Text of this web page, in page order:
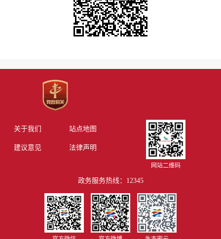
关于我们 站点地图
建议意见 法律声明
网站二维码
政务服务热线：12345